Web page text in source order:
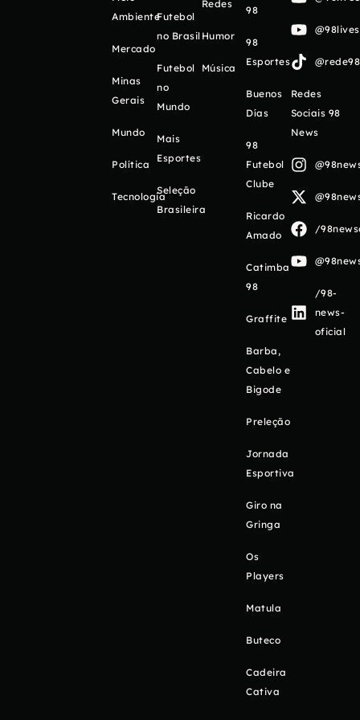
Ambiente
Mercado
Minas
Gerais
Mundo
Política
Tecnologia
Futebol
no Brasil
Futebol
no
Mundo
Mais
Esportes
Seleção
Brasileira
Redes
Humor
Música
98
98
Esportes
Buenos
Días
98
Futebol
Clube
Ricardo
Amado
Catimba
98
Graffite
Barba,
Cabelo e
Bigode
Preleção
Jornada
Esportiva
Giro na
Gringa
Os
Players
Matula
Buteco
Cadeira
Cativa
Redes
Sociais 98
News
/
/98-
news-
oficial